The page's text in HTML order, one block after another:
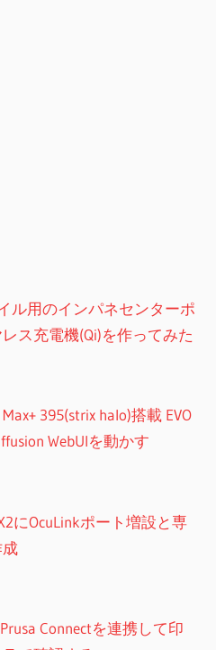
ル用のインパネセンターポ
ス充電機(Qi)を作ってみた
Max+ 395(strix halo)搭載 EVO
WebUIを動かす
にOcuLinkポート増設と専
Connectを連携して印